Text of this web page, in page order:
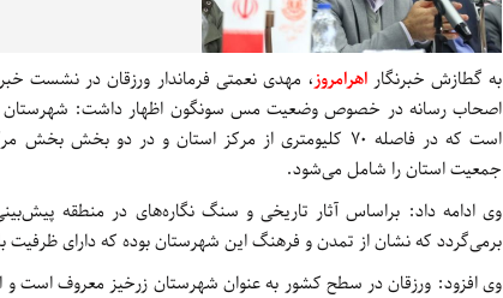
به گطازش خبرنگاراهرامروز، مهدی نعمتی فرماندار ورزقان در نشست
اصحاب رسانه در خصوص وضعیت مس سونگون اظهار داشت: شهرستان
جمعیت استان را شامل می‌شود.
برمی‌گردد که نشان از تمدن و فرهنگ این شهرستان بوده که دارای ظرفیت
وی افزود: ورزقان در سطح کشور به عنوان شهرستان زرخیز معروف است و